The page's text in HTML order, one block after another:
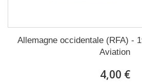
Allemagne occidentale (RFA) -
Aviation
4,00 €